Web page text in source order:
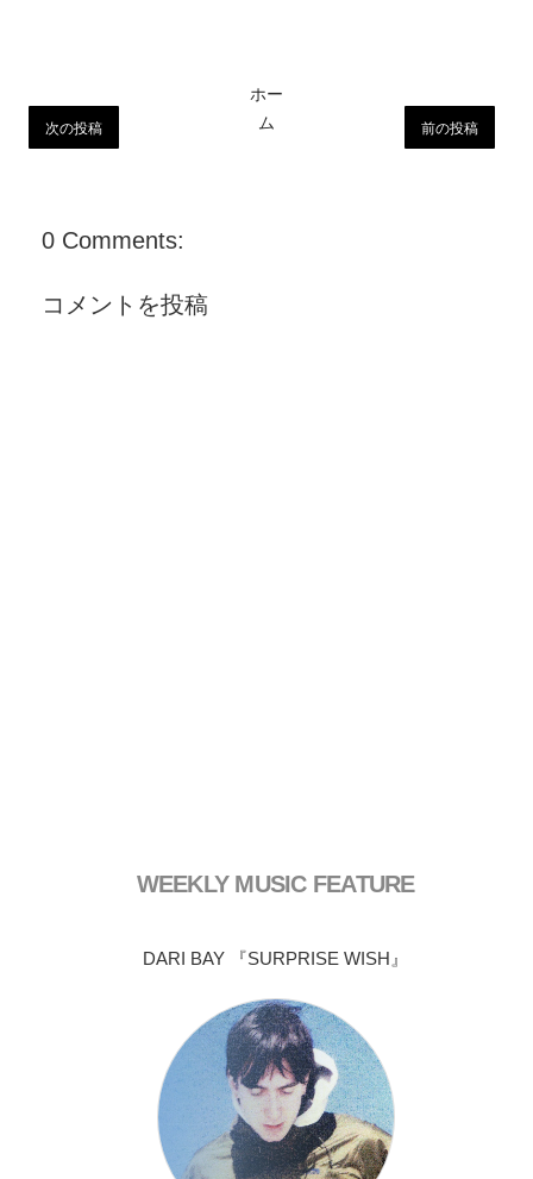
次の投稿 前の投稿
ホー
ム
0 Comments:
コメントを投稿
WEEKLY MUSIC FEATURE
DARI BAY 『SURPRISE WISH』